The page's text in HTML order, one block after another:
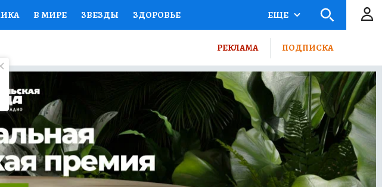
В МИРЕ ЗВЕЗДЫ ЗДОРОВЬЕ
СЕМЬЯ ЖЕНСКИЕ СЕКРЕТЫ ПУТЕВОДИТЕЛЬ
ДЕФИЦИТ ЖЕЛЕЗА ТУРИЗМ
НАС ГИД ПОТРЕБИТЕЛЯ ВСЕ О КП РАДИО КП
ЕЩЕ
РЕКЛАМА ПОДПИСКА